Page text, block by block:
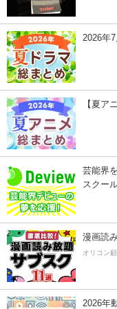
2026年
【夏ア
芸能界
スクー
漫画読
オリコン
2026年